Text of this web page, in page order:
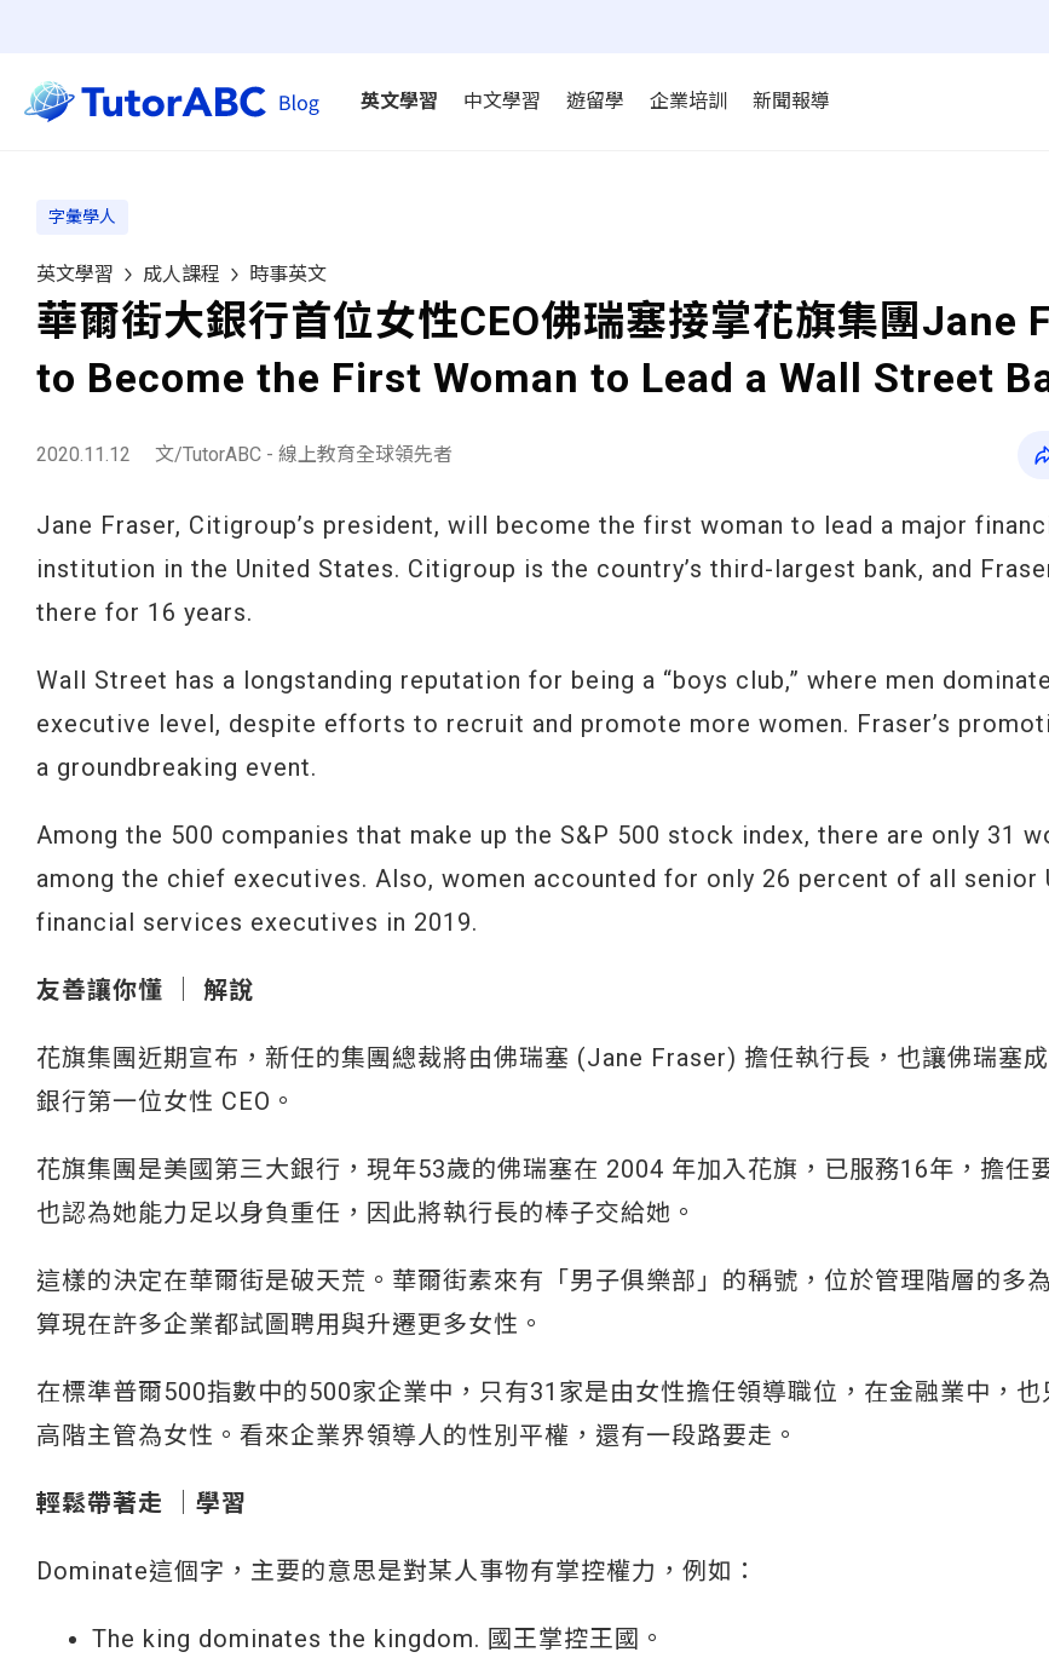
英文學習 中文學習 遊留學 企業培訓 新聞報導
字彙學人
英文學習 成人課程 時事英文
華爾街大銀行首位女性CEO佛瑞塞接掌花旗集團Jane
to Become the First Woman to Lead a Wall Street
2020.11.12 文/TutorABC - 線上教育全球領先者
Jane Fraser, Citigroup’s president, will become the first woman to lead a major
institution in the United States. Citigroup is the country’s third-largest bank, and
there for 16 years.
Wall Street has a longstanding reputation for being a “boys club,” where men
executive level, despite efforts to recruit and promote more women. Fraser’s
a groundbreaking event.
Among the 500 companies that make up the S&P 500 stock index, there are only 31
among the chief executives. Also, women accounted for only 26 percent of all senior
financial services executives in 2019.
友善讓你懂 │ 解說
花旗集團近期宣布，新任的集團總裁將由佛瑞塞 (Jane Fraser) 擔任執行長，也讓佛瑞塞
銀行第一位女性 CEO。
花旗集團是美國第三大銀行，現年53歲的佛瑞塞在 2004 年加入花旗，已服務16年，擔任
也認為她能力足以身負重任，因此將執行長的棒子交給她。
這樣的決定在華爾街是破天荒。華爾街素來有「男子俱樂部」的稱號，位於管理階層的多
算現在許多企業都試圖聘用與升遷更多女性。
在標準普爾500指數中的500家企業中，只有31家是由女性擔任領導職位，在金融業中，也
高階主管為女性。看來企業界領導人的性別平權，還有一段路要走。
輕鬆帶著走 │學習
Dominate這個字，主要的意思是對某人事物有掌控權力，例如：
The king dominates the kingdom. 國王掌控王國。